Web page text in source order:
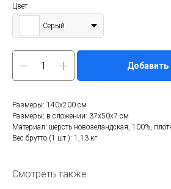
Цвет
Серый
Добавить
Размеры: 140х200 см
Размеры: в сложении: 37x50x7 см
Материал: шерсть новозеландская, 100%,
Вес брутто (1 шт.): 1,13 кг
Смотреть также